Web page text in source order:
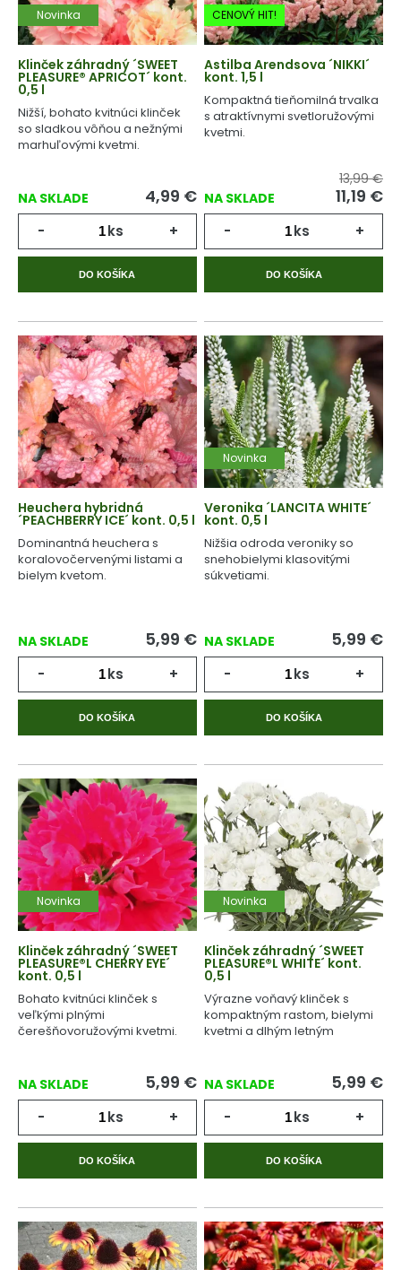
Novinka
Klinček záhradný ´SWEET
PLEASURE® APRICOT´ kont.
0,5 l
Nižší, bohato kvitnúci klinček
so sladkou vôňou a nežnými
marhuľovými kvetmi.
NA SKLADE 4,99 €
- ks +
DO KOŠÍKA
CENOVÝ HIT!
Astilba Arendsova ´NIKKI´
kont. 1,5 l
Kompaktná tieňomilná trvalka
s atraktívnymi svetloružovými
kvetmi.
NA SKLADE
13,99 €
11,19 €
- ks +
DO KOŠÍKA
Heuchera hybridná
´PEACHBERRY ICE´ kont. 0,5 l
Dominantná heuchera s
koralovočervenými listami a
bielym kvetom.
NA SKLADE 5,99 €
- ks +
DO KOŠÍKA
Novinka
Veronika ´LANCITA WHITE´
kont. 0,5 l
Nižšia odroda veroniky so
snehobielymi klasovitými
súkvetiami.
NA SKLADE 5,99 €
- ks +
DO KOŠÍKA
Novinka
Klinček záhradný ´SWEET
PLEASURE®L CHERRY EYE´
kont. 0,5 l
Bohato kvitnúci klinček s
veľkými plnými
čerešňovoružovými kvetmi.
NA SKLADE 5,99 €
- ks +
DO KOŠÍKA
Novinka
Klinček záhradný ´SWEET
PLEASURE®L WHITE´ kont.
0,5 l
Výrazne voňavý klinček s
kompaktným rastom, bielymi
kvetmi a dlhým letným
NA SKLADE 5,99 €
- ks +
DO KOŠÍKA